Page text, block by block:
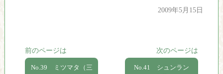
2009年5月15日
次のページは
No.41 シュンラン
前のページは
No.39 ミツマタ（三